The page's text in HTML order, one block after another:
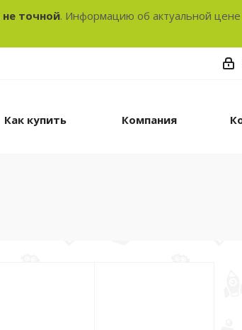
точной. Информацию об актуальной цене
Как купить Компания